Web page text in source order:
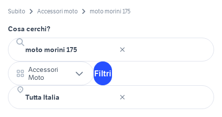
Subito Accessori moto moto morini 175
Cosa cerchi?
Accessori
Moto
Filtri